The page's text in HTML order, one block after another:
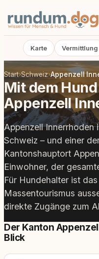
Karte Vermittlung
Start›Schweiz›Appenzell
Mit dem
Appenzell
Appenzell
Schweiz – und einer
Kantonshauptort
Einwohner, der
Für Hundehalter ist
Massentourismus
direkte Zugänge zum
Der Kanton
Blick